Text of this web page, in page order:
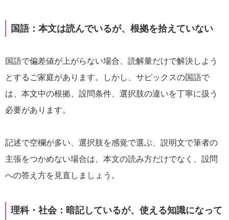
国語：本文は読んでいるが、根拠を拾えていない
国語で偏差値が上がらない場合、読解量だけで解決しよう
とするご家庭があります。しかし、サピックスの国語で
は、本文中の根拠、設問条件、選択肢の違いを丁寧に扱う
必要があります。
記述で空欄が多い、選択肢を感覚で選ぶ、説明文で筆者の
主張をつかめない場合は、本文の読み方だけでなく、設問
への答え方を見直しましょう。
理科・社会：暗記しているが、使える知識になって